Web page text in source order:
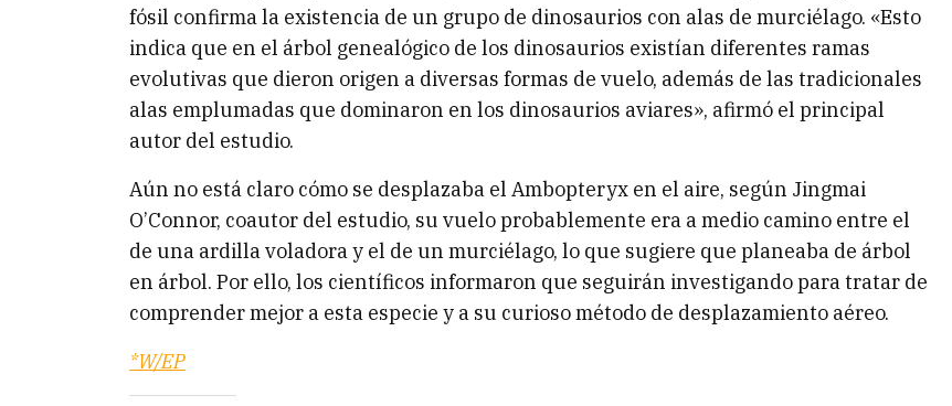
fósil confirma la existencia de un grupo de dinosaurios con alas de murciélago. «Esto
indica que en el árbol genealógico de los dinosaurios existían diferentes ramas
evolutivas que dieron origen a diversas formas de vuelo, además de las tradicionales
alas emplumadas que dominaron en los dinosaurios aviares», afirmó el principal
autor del estudio.
Aún no está claro cómo se desplazaba el Ambopteryx en el aire, según Jingmai
O’Connor, coautor del estudio, su vuelo probablemente era a medio camino entre el
de una ardilla voladora y el de un murciélago, lo que sugiere que planeaba de árbol
en árbol. Por ello, los científicos informaron que seguirán investigando para tratar de
comprender mejor a esta especie y a su curioso método de desplazamiento aéreo.
*W/EP